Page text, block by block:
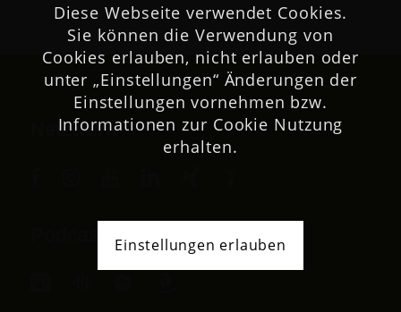
Netzwerk
Diese Webseite verwendet Cookies.
Sie können die Verwendung von
Cookies erlauben, nicht erlauben oder
unter „Einstellungen“ Änderungen der
Einstellungen vornehmen bzw.
Informationen zur Cookie Nutzung
erhalten.
Einstellungen erlauben